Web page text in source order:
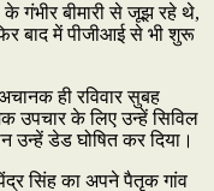
गंभीर बीमारी से जूझ रहे थे,
बाद में पीजीआई से भी शुरू
ही रविवार सुबह
उपचार के लिए उन्हें सिविल
उन्हें डेड घोषित कर दिया।
सिंह का अपने पैतृक गांव